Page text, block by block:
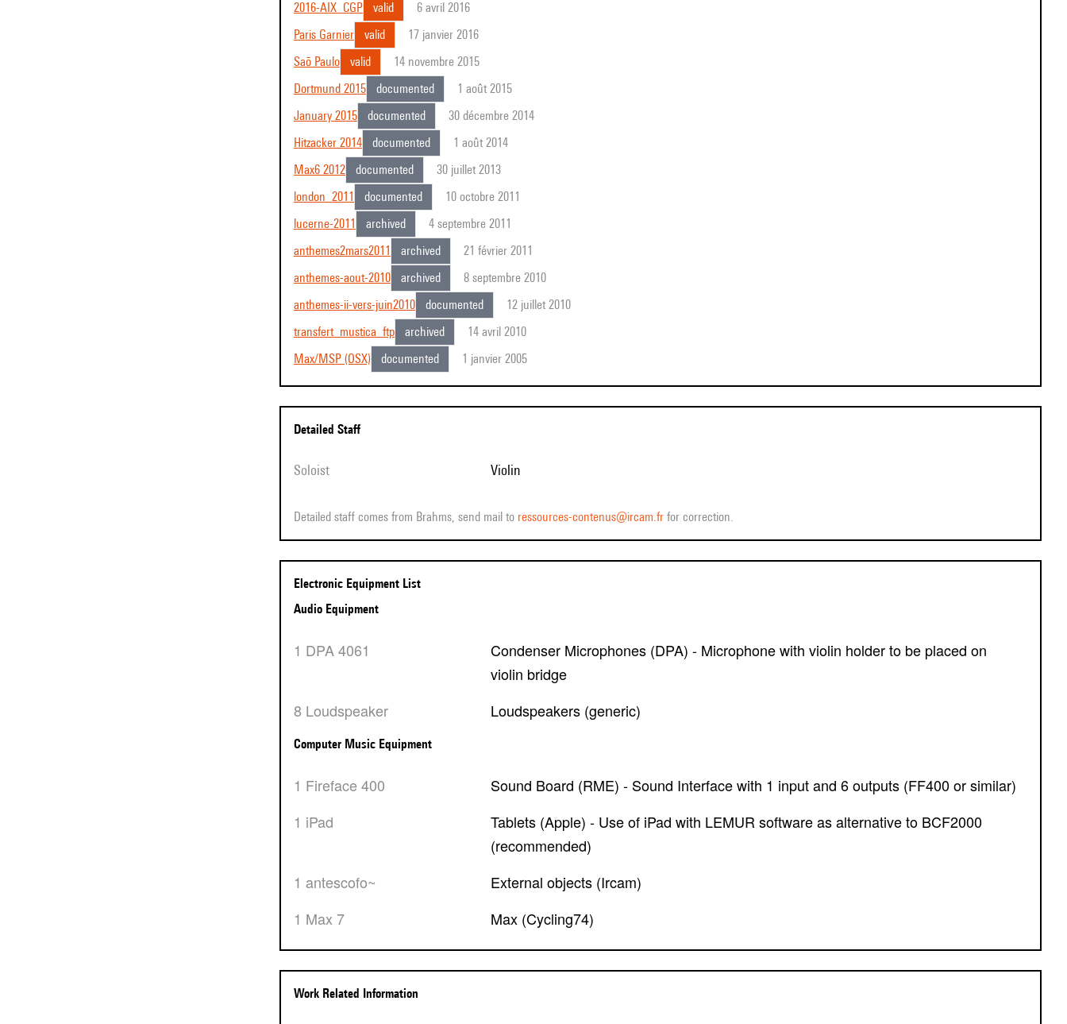
2016-AIX_CGP
valid
6 avril 2016
Paris Garnier
valid
17 janvier 2016
Saõ Paulo
valid
14 novembre 2015
Dortmund 2015
documented
1 août 2015
January 2015
documented
30 décembre 2014
Hitzacker 2014
documented
1 août 2014
Max6 2012
documented
30 juillet 2013
london_2011
documented
10 octobre 2011
lucerne-2011
archived
4 septembre 2011
anthemes2mars2011
archived
21 février 2011
anthemes-aout-2010
archived
8 septembre 2010
anthemes-ii-vers-juin2010
documented
12 juillet 2010
transfert_mustica_ftp
archived
14 avril 2010
Max/MSP (OSX)
documented 1 janvier 2005
Detailed Staff
Soloist violin
Detailed staff comes from Brahms, send mail to ressources-contenus@ircam.fr for correction.
Electronic Equipment List
Audio Equipment
1 DPA 4061
Condenser Microphones (DPA) - Microphone with violin holder to be placed on
violin bridge
8 Loudspeaker
Loudspeakers (generic)
Computer Music Equipment
1 Fireface 400
Sound Board (RME) - Sound Interface with 1 input and 6 outputs (FF400 or similar)
1 iPad
Tablets (Apple) - Use of iPad with LEMUR software as alternative to BCF2000
(recommended)
1 antescofo~
External objects (Ircam)
1 Max 7
Max (Cycling74)
Work Related Information